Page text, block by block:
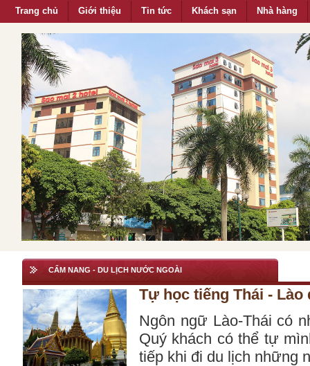
Trang chủ Giới thiệu Tin tức Khách sạn Nhà hàng
CẨM NANG - DU LỊCH NƯỚC NGOÀI
Tự học tiếng Thái - Lào
Ngôn ngữ Lào-Thái có
Quý khách có thể tự
tiếp khi đi du lịch những